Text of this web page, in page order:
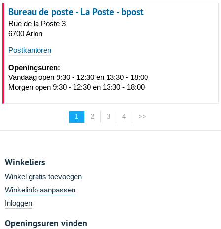
Bureau de poste - La Poste - bpost
Rue de la Poste 3
6700 Arlon
Postkantoren
Openingsuren:
Vandaag open 9:30 - 12:30 en 13:30 - 18:00
Morgen open 9:30 - 12:30 en 13:30 - 18:00
1 2 3 4 >>
Winkeliers
Winkel gratis toevoegen
Winkelinfo aanpassen
Inloggen
Openingsuren vinden